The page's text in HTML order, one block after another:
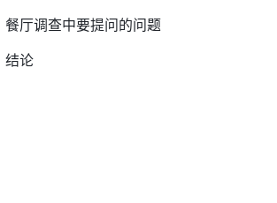
餐厅调查中要提问的问题
结论